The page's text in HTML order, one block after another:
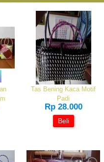
Tas Bening Kaca Motif
Padi
Rp 28.000
Beli